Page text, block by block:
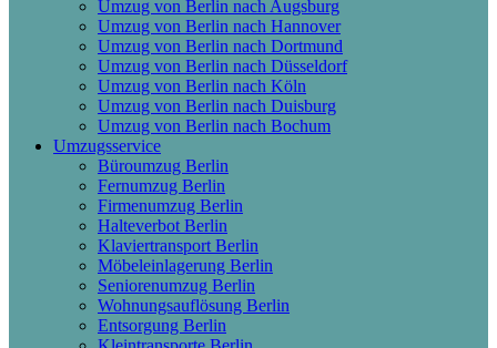
Umzug von Berlin nach Augsburg
Umzug von Berlin nach Hannover
Umzug von Berlin nach Dortmund
Umzug von Berlin nach Düsseldorf
Umzug von Berlin nach Köln
Umzug von Berlin nach Duisburg
Umzug von Berlin nach Bochum
Umzugsservice
Büroumzug Berlin
Fernumzug Berlin
Firmenumzug Berlin
Halteverbot Berlin
Klaviertransport Berlin
Möbeleinlagerung Berlin
Seniorenumzug Berlin
Wohnungsauflösung Berlin
Entsorgung Berlin